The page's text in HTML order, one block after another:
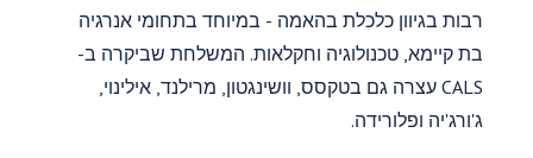
רבות בגיוון כלכלת בהאמה - במיוחד בתחומי אנרגיה
בת קיימא, טכנולוגיה וחקלאות. המשלחת שביקרה ב-
CALS עצרה גם בטקסס, וושינגטון, מרילנד, אילינוי,
ג'ורג'יה ופלורידה.